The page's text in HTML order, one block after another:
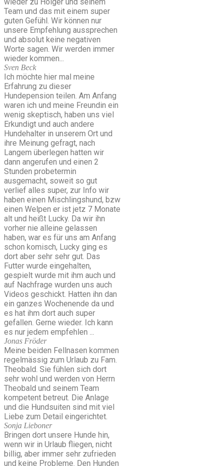
Team und das mit einem super
guten Gefühl. Wir können nur
unsere Empfehlung aussprechen
und absolut keine negativen
Worte sagen. Wir werden immer
wieder kommen...
Sven Beck
Ich möchte hier mal meine
Erfahrung zu dieser
Hundepension teilen. Am Anfang
waren ich und meine Freundin ein
wenig skeptisch, haben uns viel
Erkundigt und auch andere
Hundehalter in unserem Ort und
ihre Meinung gefragt, nach
Langem überlegen hatten wir
dann angerufen und einen 2
Stunden probetermin
ausgemacht, soweit so gut
verlief alles super, zur Info wir
haben einen Mischlingshund, bzw
einen Welpen er ist jetz 7 Monate
alt und heißt Lucky. Da wir ihn
vorher nie alleine gelassen
haben, war es für uns am Anfang
schon komisch, Lucky ging es
dort aber sehr sehr gut. Das
Futter wurde eingehalten,
gespielt wurde mit ihm auch und
auf Nachfrage wurden uns auch
Videos geschickt. Hatten ihn dan
ein ganzes Wochenende da und
es hat ihm dort auch super
gefallen. Gerne wieder. Ich kann
es nur jedem empfehlen ...
Jonas Fröder
Meine beiden Fellnasen kommen
regelmässig zum Urlaub zu Fam.
Theobald. Sie fühlen sich dort
sehr wohl und werden von Herrn
Theobald und seinem Team
kompetent betreut. Die Anlage
und die Hundsuiten sind mit viel
Liebe zum Detail eingerichtet.
Sonja Lieboner
Bringen dort unsere Hunde hin,
wenn wir in Urlaub fliegen, nicht
billig, aber immer sehr zufrieden
und keine Probleme. Den Hunden